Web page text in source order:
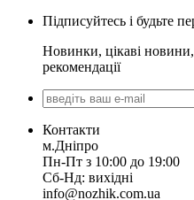
Підписуйтесь і будьте
Новинки, цікаві новини,
рекомендації
Контакти
м.Дніпро
Пн-Пт з 10:00 до 19:00
Сб-Нд: вихідні
info@nozhik.com.ua